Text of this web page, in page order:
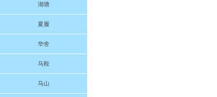
湖塘
夏履
华舍
马鞍
马山